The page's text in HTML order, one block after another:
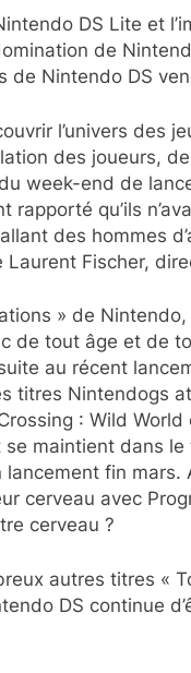
DS Lite et
de
de Nintendo DS
l’univers des
des joueurs,
week-end de
rapporté qu’ils
des hommes
Fischer,
» de
de tout âge et de
au récent
titres Nintendogs
: Wild
maintient dans
fin
cerveau avec
cerveau ?
autres titres «
DS continue